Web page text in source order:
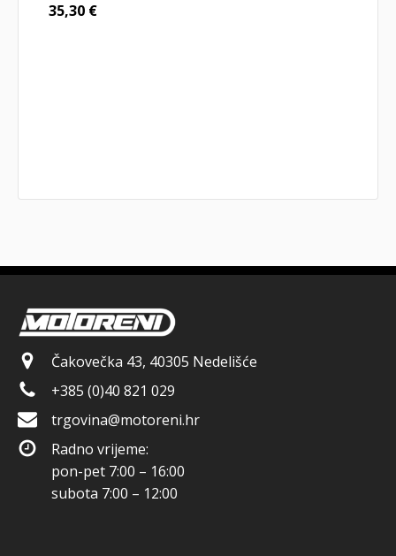
35,30 €
Čakovečka 43, 40305 Nedelišće
+385 (0)40 821 029
trgovina@motoreni.hr
Radno vrijeme:
pon-pet 7:00 – 16:00
subota 7:00 – 12:00